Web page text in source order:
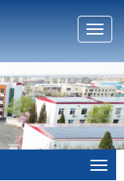
T
o
g
g
l
e
n
a
v
i